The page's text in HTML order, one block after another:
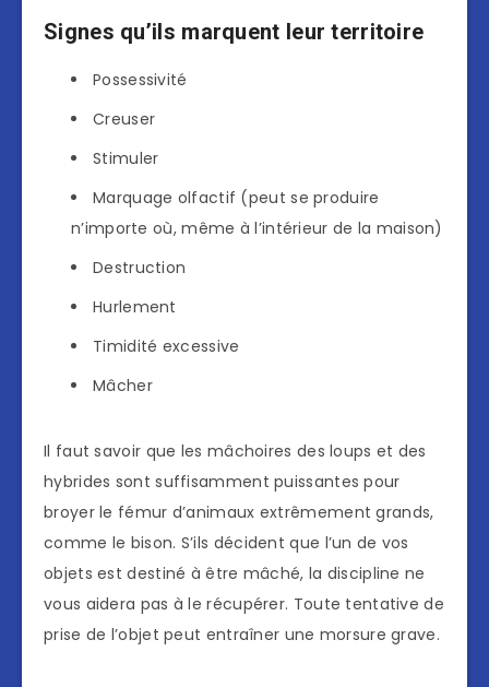
Signes qu’ils marquent leur territoire
Possessivité
Creuser
Stimuler
Marquage olfactif (peut se produire
n’importe où, même à l’intérieur de la maison)
Destruction
Hurlement
Timidité excessive
Mâcher
Il faut savoir que les mâchoires des loups et des
hybrides sont suffisamment puissantes pour
broyer le fémur d’animaux extrêmement grands,
comme le bison. S’ils décident que l’un de vos
objets est destiné à être mâché, la discipline ne
vous aidera pas à le récupérer. Toute tentative de
prise de l’objet peut entraîner une morsure grave.